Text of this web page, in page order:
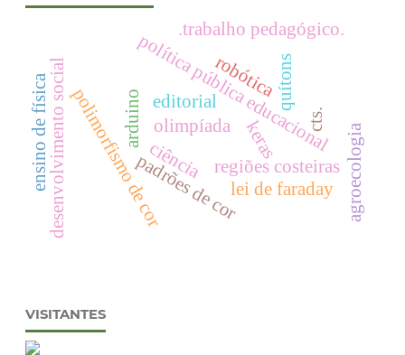
editorial
olimpíada
política pública educacional
padrões de cor
polimorfismo de cor
quítons
regiões costeiras
robótica
keras
desenvolvimento social cts.
agroecologia
ensino de física lei de faraday
.trabalho pedagógico.
ciência
arduino
VISITANTES